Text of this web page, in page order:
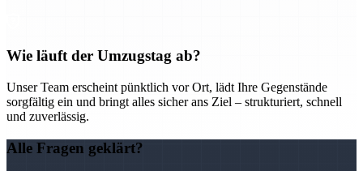
Wie läuft der Umzugstag ab?
Unser Team erscheint pünktlich vor Ort, lädt Ihre Gegenstände
sorgfältig ein und bringt alles sicher ans Ziel – strukturiert, schnell
und zuverlässig.
Alle Fragen geklärt?